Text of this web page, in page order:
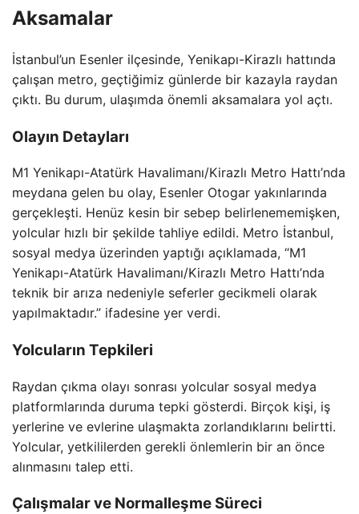
Aksamalar
İstanbul’un Esenler ilçesinde, Yenikapı-Kirazlı hattında
çalışan metro, geçtiğimiz günlerde bir kazayla raydan
çıktı. Bu durum, ulaşımda önemli aksamalara yol açtı.
Olayın Detayları
M1 Yenikapı-Atatürk Havalimanı/Kirazlı Metro Hattı’nda
meydana gelen bu olay, Esenler Otogar yakınlarında
gerçekleşti. Henüz kesin bir sebep belirlenememişken,
yolcular hızlı bir şekilde tahliye edildi. Metro İstanbul,
sosyal medya üzerinden yaptığı açıklamada, “M1
Yenikapı-Atatürk Havalimanı/Kirazlı Metro Hattı’nda
teknik bir arıza nedeniyle seferler gecikmeli olarak
yapılmaktadır.” ifadesine yer verdi.
Yolcuların Tepkileri
Raydan çıkma olayı sonrası yolcular sosyal medya
platformlarında duruma tepki gösterdi. Birçok kişi, iş
yerlerine ve evlerine ulaşmakta zorlandıklarını belirtti.
Yolcular, yetkililerden gerekli önlemlerin bir an önce
alınmasını talep etti.
Çalışmalar ve Normalleşme Süreci